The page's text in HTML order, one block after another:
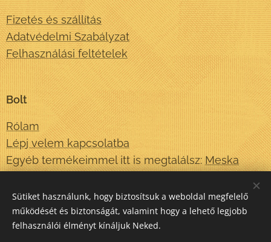
Fizetés és szállítás
Adatvédelmi Szabályzat
Felhasználási feltételek
Bolt
Rólam
Lépj velem kapcsolatba
Egyéb termékeimmel itt is megtalálsz: Meska
Elérhetőségek
info@matatokonyv.hu
Sütiket használunk, hogy biztosítsuk a weboldal megfelelő
működését és biztonságát, valamint hogy a lehető legjobb
felhasználói élményt kínáljuk Neked.